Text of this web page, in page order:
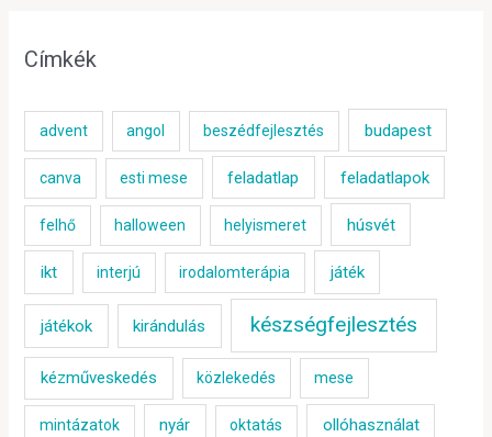
Címkék
advent angol beszédfejlesztés budapest
canva esti mese feladatlap feladatlapok
felhő halloween helyismeret húsvét
ikt interjú irodalomterápia játék
játékok kirándulás készségfejlesztés
kézműveskedés közlekedés mese
mintázatok nyár oktatás ollóhasználat